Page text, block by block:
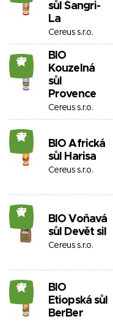
sůl Šangri-
La
Cereus s.r.o.
27
BIO
Kouzelná
sůl
Provence
Cereus s.r.o.
27
BIO Africká
sůl Harisa
Cereus s.r.o.
27
BIO Voňavá
sůl Devět sil
Cereus s.r.o.
27
BIO
Etiopská sůl
BerBer